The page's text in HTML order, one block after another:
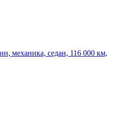
механика, седан, 116 000 км,